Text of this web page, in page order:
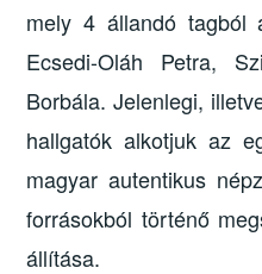
mely 4 állandó tagból
Ecsedi-Oláh Petra,
Borbála. Jelenlegi,
hallgatók alkotjuk az
magyar autentikus
forrásokból történő
állítása.